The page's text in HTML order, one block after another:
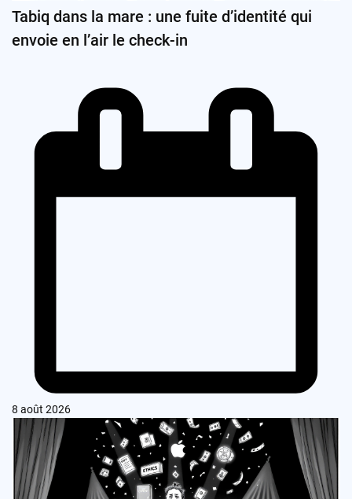
Tabiq dans la mare : une fuite d’identité qui
envoie en l’air le check-in
8 août 2026